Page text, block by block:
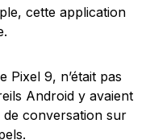
cette application
Pixel 9, n’était pas
Android y avaient
de conversation sur